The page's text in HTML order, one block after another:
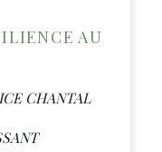
AU
CHANTAL